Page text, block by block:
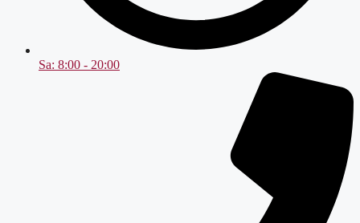
Sa: 8:00 - 20:00